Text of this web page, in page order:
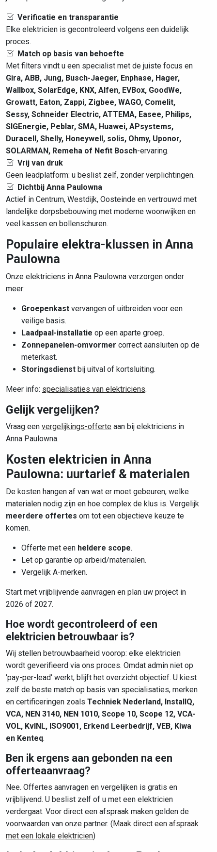
Verificatie en transparantie
Elke elektricien is gecontroleerd volgens een duidelijk
proces.
Match op basis van behoefte
Met filters vindt u een specialist met de juiste focus en
Gira, ABB, Jung, Busch-Jaeger, Enphase, Hager,
Wallbox, SolarEdge, KNX, Alfen, EVBox, GoodWe,
Growatt, Eaton, Zappi, Zigbee, WAGO, Comelit,
Sessy, Schneider Electric, ATTEMA, Easee, Philips,
SIGEnergie, Peblar, SMA, Huawei, APsystems,
Duracell, Shelly, Honeywell, solis, Ohmy, Uponor,
SOLARMAN, Remeha of Nefit Bosch-ervaring.
Vrij van druk
Geen leadplatform: u beslist zelf, zonder verplichtingen.
Dichtbij Anna Paulowna
Actief in Centrum, Westdijk, Oosteinde en vertrouwd met
landelijke dorpsbebouwing met moderne woonwijken en
veel kassen en bollenschuren.
Populaire elektra-klussen in Anna
Paulowna
Onze elektriciens in Anna Paulowna verzorgen onder
meer:
Groepenkast vervangen of uitbreiden voor een
veilige basis.
Laadpaal-installatie op een aparte groep.
Zonnepanelen-omvormer correct aansluiten op de
meterkast.
Storingsdienst bij uitval of kortsluiting.
Meer info: specialisaties van elektriciens.
Gelijk vergelijken?
Vraag een vergelijkings-offerte aan bij elektriciens in
Anna Paulowna.
Kosten elektricien in Anna
Paulowna: uurtarief & materialen
De kosten hangen af van wat er moet gebeuren, welke
materialen nodig zijn en hoe complex de klus is. Vergelijk
meerdere offertes om tot een objectieve keuze te
komen.
Offerte met een heldere scope.
Let op garantie op arbeid/materialen.
Vergelijk A-merken.
Start met vrijblijvende aanvragen en plan uw project in
2026 of 2027.
Hoe wordt gecontroleerd of een
elektricien betrouwbaar is?
Wij stellen betrouwbaarheid voorop: elke elektricien
wordt geverifieerd via ons proces. Omdat admin niet op
'pay-per-lead' werkt, blijft het overzicht objectief. U kiest
zelf de beste match op basis van specialisaties, merken
en certificeringen zoals Techniek Nederland, InstallQ,
VCA, NEN 3140, NEN 1010, Scope 10, Scope 12, VCA-
VOL, KvINL, ISO9001, Erkend Leerbedrijf, VEB, Kiwa
en Kenteq.
Ben ik ergens aan gebonden na een
offerteaanvraag?
Nee. Offertes aanvragen en vergelijken is gratis en
vrijblijvend. U beslist zelf of u met een elektricien
verdergaat. Voor direct een afspraak maken gelden de
voorwaarden van onze partner. (Maak direct een afspraak
met een lokale elektricien)